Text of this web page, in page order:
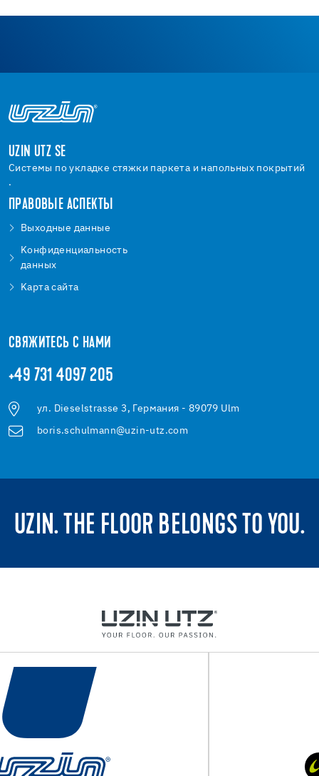
UZIN UTZ SE
Системы по укладке стяжки паркета и напольных покрытий
.
ПРАВОВЫЕ АСПЕКТЫ
Bыходные данные
Kонфиденциальность
данных
Kарта сайта
СВЯЖИТЕСЬ С НАМИ
+49 731 4097 205
ул. Dieselstrasse 3, Германия - 89079 Ulm
boris.schulmann@uzin-utz.com
UZIN. THE FLOOR BELONGS TO YOU.